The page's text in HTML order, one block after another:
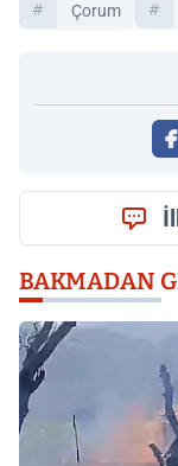
Çorum
BAKMADAN